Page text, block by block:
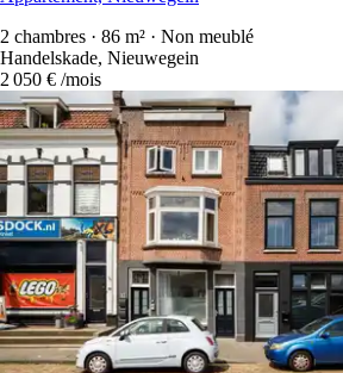
2 chambres · 86 m² · Non meublé
Handelskade, Nieuwegein
2 050 € /mois